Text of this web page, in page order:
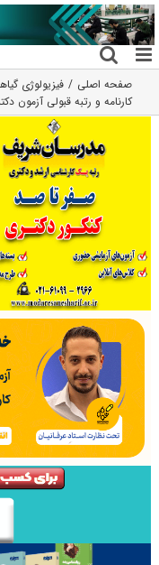
رفتن
به
محتوا
صفحه اصلی فیزیولوژی
کارنامه و رتبه قبولی